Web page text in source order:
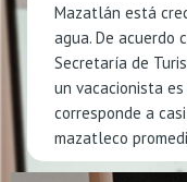
Mazatlán está
agua. De acuerdo
Secretaría de
un vacacionista
corresponde a
mazatleco